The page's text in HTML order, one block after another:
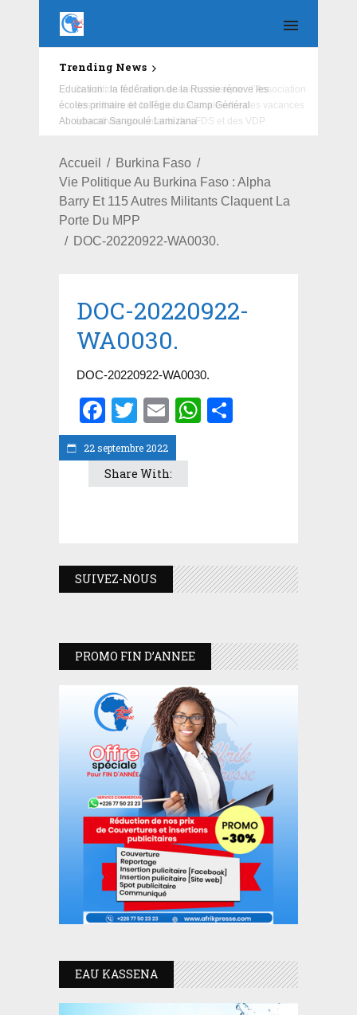
Trending News
Education : la fédération de la Russie rénove les
écoles primaire et collège du Camp Général
Aboubacar Sangoulé Lamizana
Accueil
Burkina Faso
Vie Politique Au Burkina Faso : Alpha
Barry Et 115 Autres Militants Claquent La
Porte Du MPP
DOC-20220922-WA0030.
22 septembre 2022
DOC-20220922-
WA0030.
DOC-20220922-WA0030.
Facebook
Twitter
EmailWhatsApp
Share With:
SUIVEZ-NOUS
PROMO FIN D’ANNEE
EAU KASSENA